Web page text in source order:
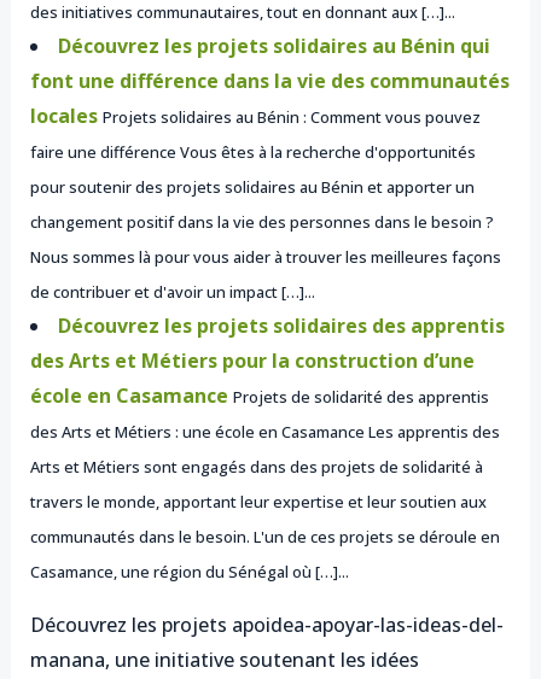
des initiatives communautaires, tout en donnant aux […]...
Découvrez les projets solidaires au Bénin qui
font une différence dans la vie des communautés
locales Projets solidaires au Bénin : Comment vous pouvez
faire une différence Vous êtes à la recherche d'opportunités
pour soutenir des projets solidaires au Bénin et apporter un
changement positif dans la vie des personnes dans le besoin ?
Nous sommes là pour vous aider à trouver les meilleures façons
de contribuer et d'avoir un impact […]...
Découvrez les projets solidaires des apprentis
des Arts et Métiers pour la construction d’une
école en Casamance Projets de solidarité des apprentis
des Arts et Métiers : une école en Casamance Les apprentis des
Arts et Métiers sont engagés dans des projets de solidarité à
travers le monde, apportant leur expertise et leur soutien aux
communautés dans le besoin. L'un de ces projets se déroule en
Casamance, une région du Sénégal où […]...
Découvrez les projets apoidea-apoyar-las-ideas-del-
manana, une initiative soutenant les idées